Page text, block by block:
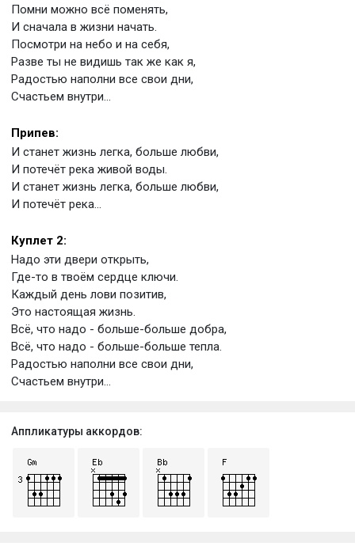
Помни можно всё поменять,
И сначала в жизни начать.
Посмотри на небо и на себя,
Разве ты не видишь так же как я,
Радостью наполни все свои дни,
Счастьем внутри...
Припев:
И станет жизнь легка, больше любви,
И потечёт река живой воды.
И станет жизнь легка, больше любви,
И потечёт река...
Куплет 2:
Надо эти двери открыть,
Где-то в твоём сердце ключи.
Каждый день лови позитив,
Это настоящая жизнь.
Всё, что надо - больше-больше добра,
Всё, что надо - больше-больше тепла.
Радостью наполни все свои дни,
Счастьем внутри...
Аппликатуры аккордов: